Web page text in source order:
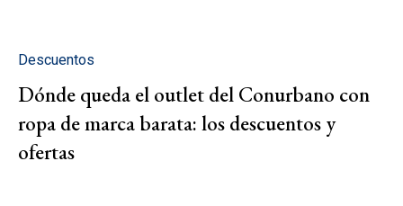
Descuentos
Dónde queda el outlet del Conurbano con
ropa de marca barata: los descuentos y
ofertas